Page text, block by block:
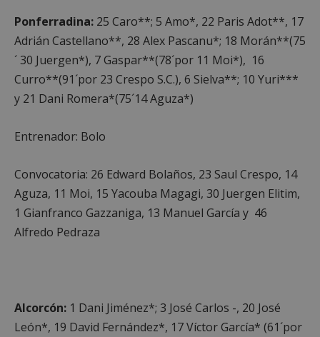
Ponferradina: 25 Caro**; 5 Amo*, 22 Paris Adot**, 17
Adrián Castellano**, 28 Alex Pascanu*; 18 Morán**(75
´ 30 Juergen*), 7 Gaspar**(78´por 11 Moi*), 16
Curro**(91´por 23 Crespo S.C.), 6 Sielva**; 10 Yuri***
y 21 Dani Romera*(75´14 Aguza*)
Entrenador: Bolo
Convocatoria: 26 Edward Bolaños, 23 Saul Crespo, 14
Aguza, 11 Moi, 15 Yacouba Magagi, 30 Juergen Elitim,
1 Gianfranco Gazzaniga, 13 Manuel García y 46
Alfredo Pedraza
Alcorcón: 1 Dani Jiménez*; 3 José Carlos -, 20 José
León*, 19 David Fernández*, 17 Víctor García* (61´por
preferencias
funcionalidad
Cookies no clasificadas
Cookies estrictamente necesarias
Cookies de rendimiento
Cookies de preferencias
El sitio web no se puede utilizar correctamente sin
las cookies estrictamente necesarias.